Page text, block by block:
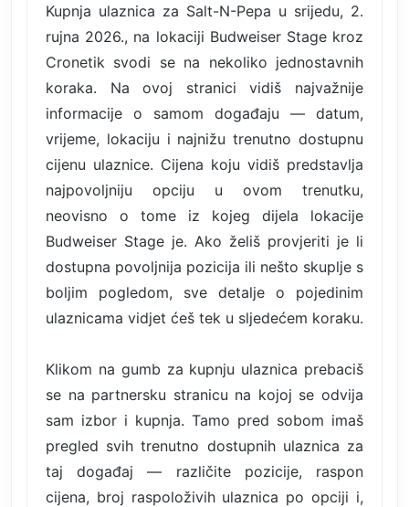
Kupnja ulaznica za Salt-N-Pepa u srijedu, 2.
rujna 2026., na lokaciji Budweiser Stage kroz
Cronetik svodi se na nekoliko jednostavnih
koraka. Na ovoj stranici vidiš najvažnije
informacije o samom događaju — datum,
vrijeme, lokaciju i najnižu trenutno dostupnu
cijenu ulaznice. Cijena koju vidiš predstavlja
najpovoljniju opciju u ovom trenutku,
neovisno o tome iz kojeg dijela lokacije
Budweiser Stage je. Ako želiš provjeriti je li
dostupna povoljnija pozicija ili nešto skuplje s
boljim pogledom, sve detalje o pojedinim
ulaznicama vidjet ćeš tek u sljedećem koraku.
Klikom na gumb za kupnju ulaznica prebaciš
se na partnersku stranicu na kojoj se odvija
sam izbor i kupnja. Tamo pred sobom imaš
pregled svih trenutno dostupnih ulaznica za
taj događaj — različite pozicije, raspon
cijena, broj raspoloživih ulaznica po opciji i,